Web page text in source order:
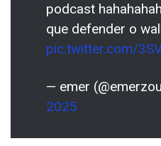
podcast
que defender o
pic.twitter.com/
— emer
2025